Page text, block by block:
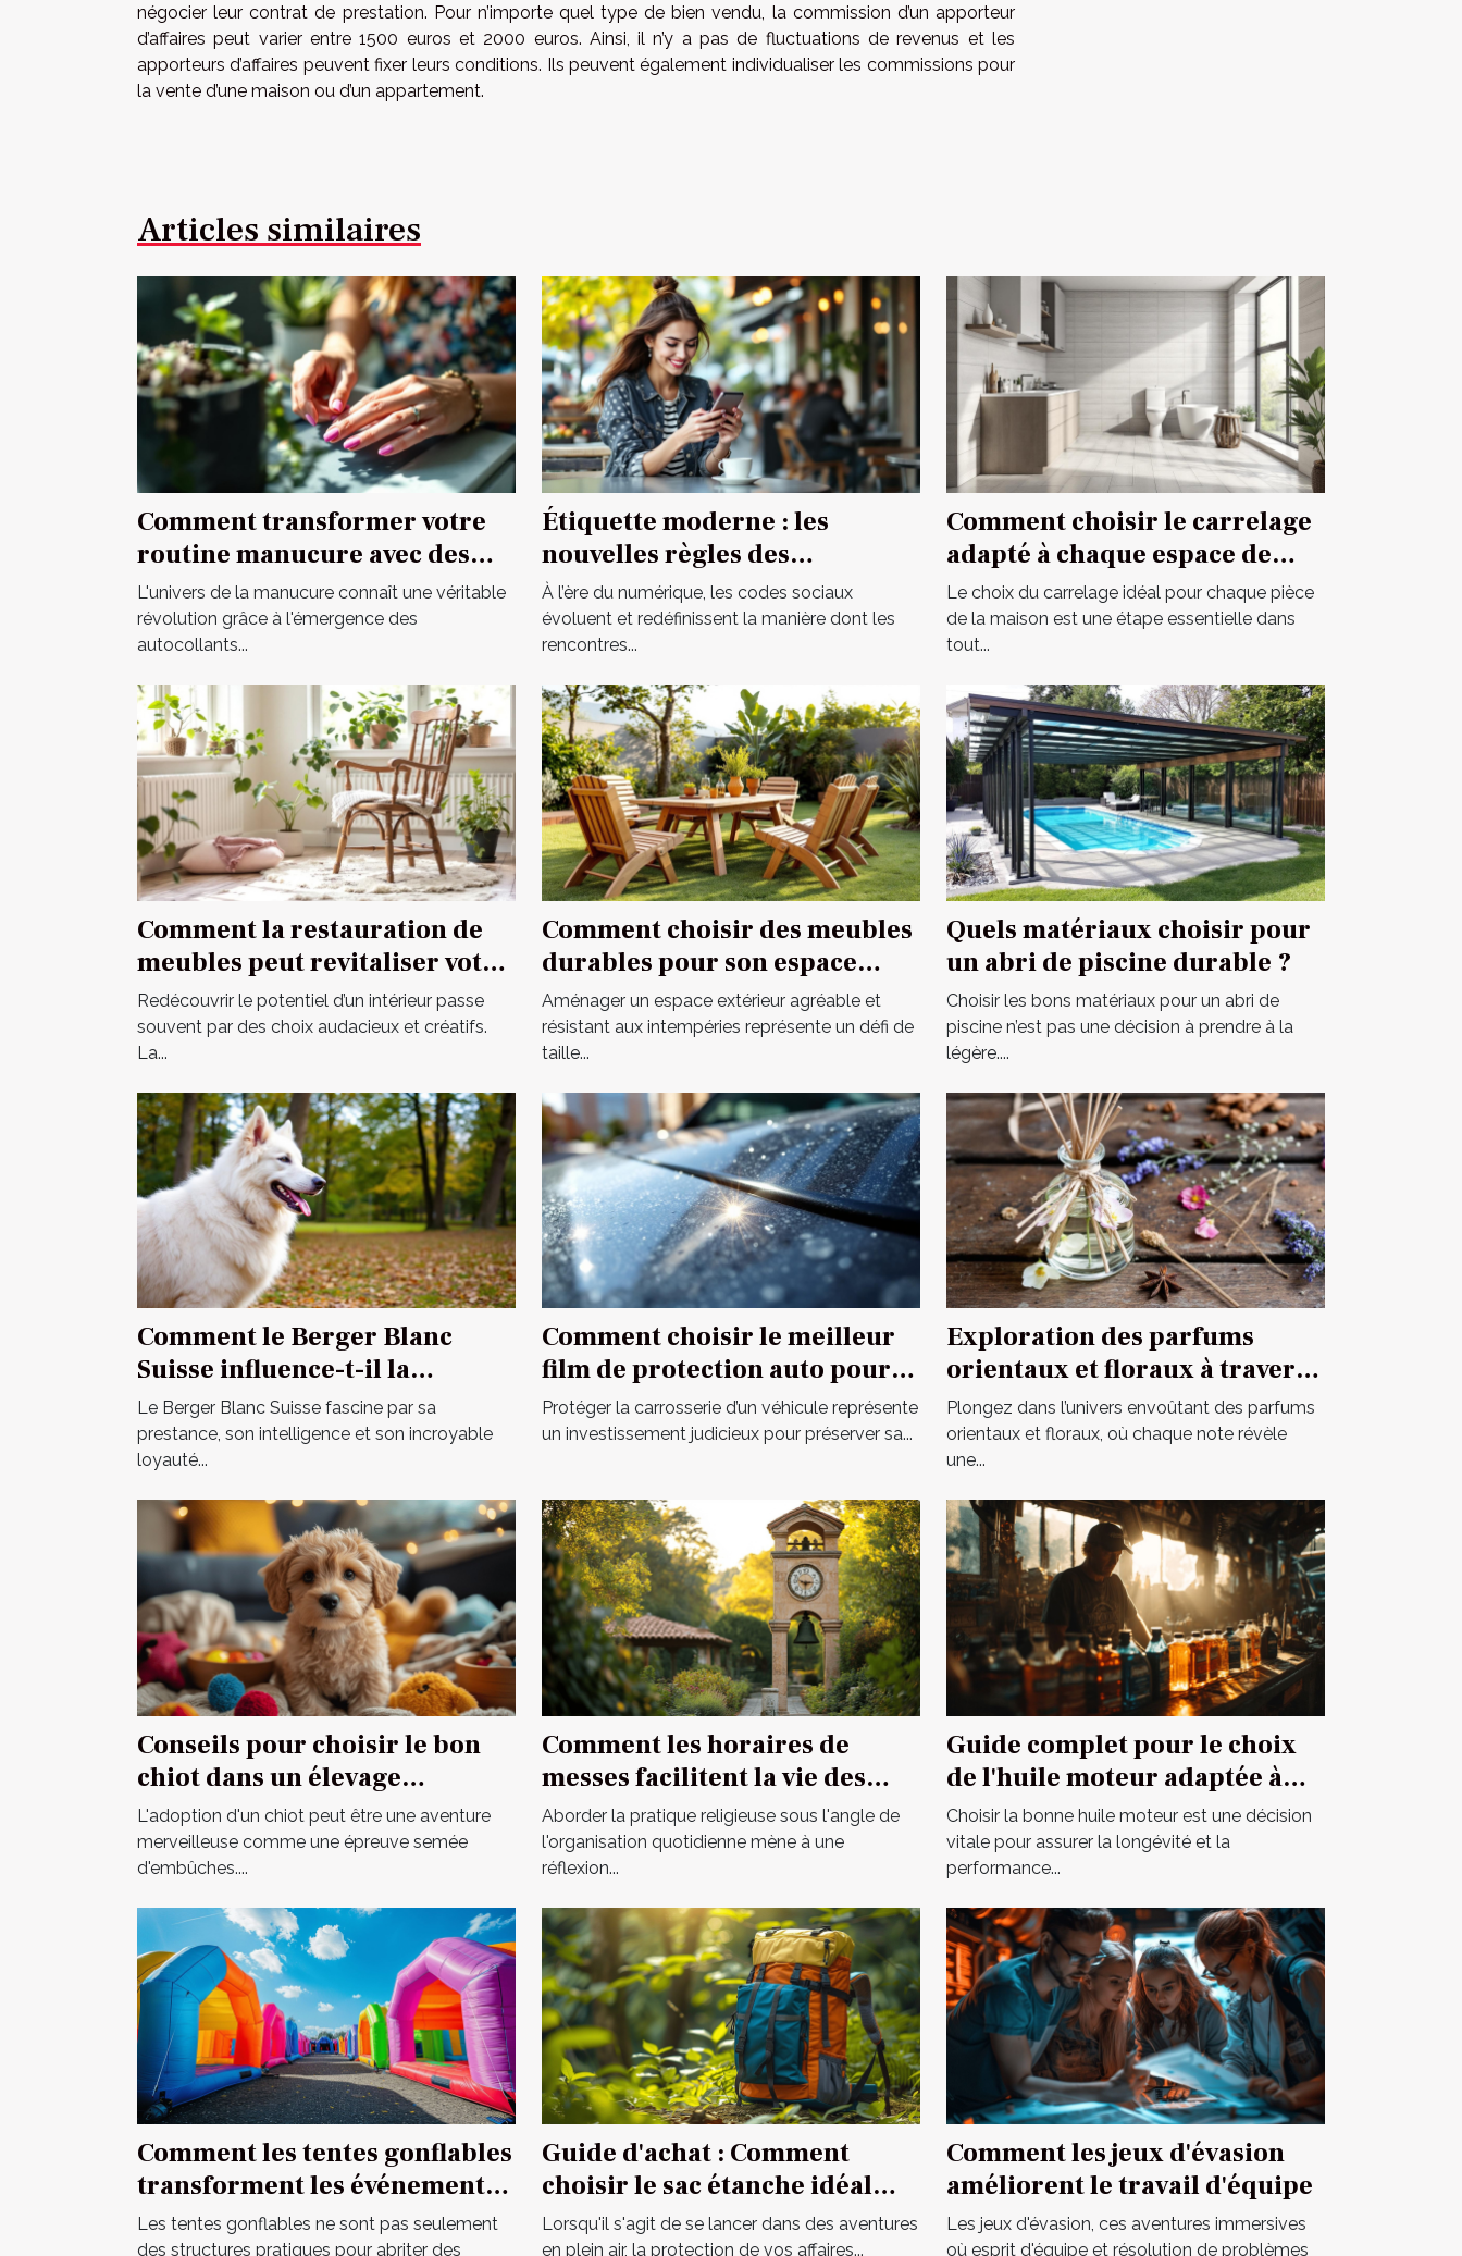
négocier leur contrat de prestation. Pour n’importe quel type de bien vendu, la commission d’un apporteur
d’affaires peut varier entre 1500 euros et 2000 euros. Ainsi, il n’y a pas de fluctuations de revenus et les
apporteurs d’affaires peuvent fixer leurs conditions. Ils peuvent également individualiser les commissions pour
la vente d’une maison ou d’un appartement.
Articles similaires
Comment transformer votre
routine manucure avec des
autocollants ?
L'univers de la manucure connaît une véritable
révolution grâce à l'émergence des
autocollants...
Étiquette moderne : les
nouvelles règles des
rencontres occasionnelles
À l’ère du numérique, les codes sociaux
évoluent et redéfinissent la manière dont les
rencontres...
Comment choisir le carrelage
adapté à chaque espace de
votre maison ?
Le choix du carrelage idéal pour chaque pièce
de la maison est une étape essentielle dans
tout...
Comment la restauration de
meubles peut revitaliser votre
intérieur ?
Redécouvrir le potentiel d’un intérieur passe
souvent par des choix audacieux et créatifs.
La...
Comment choisir des meubles
durables pour son espace
extérieur ?
Aménager un espace extérieur agréable et
résistant aux intempéries représente un défi de
taille...
Quels matériaux choisir pour
un abri de piscine durable ?
Choisir les bons matériaux pour un abri de
piscine n’est pas une décision à prendre à la
légère....
Comment le Berger Blanc
Suisse influence-t-il la
dynamique familiale ?
Le Berger Blanc Suisse fascine par sa
prestance, son intelligence et son incroyable
loyauté...
Comment choisir le meilleur
film de protection auto pour
votre véhicule ?
Protéger la carrosserie d’un véhicule représente
un investissement judicieux pour préserver sa...
Exploration des parfums
orientaux et floraux à travers
une fragrance iconique
Plongez dans l’univers envoûtant des parfums
orientaux et floraux, où chaque note révèle
une...
Conseils pour choisir le bon
chiot dans un élevage
spécialisé
L'adoption d'un chiot peut être une aventure
merveilleuse comme une épreuve semée
d'embûches....
Comment les horaires de
messes facilitent la vie des
pratiquants
Aborder la pratique religieuse sous l'angle de
l'organisation quotidienne mène à une
réflexion...
Guide complet pour le choix
de l'huile moteur adaptée à
votre véhicule
Choisir la bonne huile moteur est une décision
vitale pour assurer la longévité et la
performance...
Comment les tentes gonflables
transforment les événements
en spectacles
Les tentes gonflables ne sont pas seulement
des structures pratiques pour abriter des
Guide d'achat : Comment
choisir le sac étanche idéal
pour vos activités ?
Lorsqu'il s'agit de se lancer dans des aventures
en plein air, la protection de vos affaires...
Comment les jeux d'évasion
améliorent le travail d'équipe
Les jeux d'évasion, ces aventures immersives
où esprit d'équipe et résolution de problèmes